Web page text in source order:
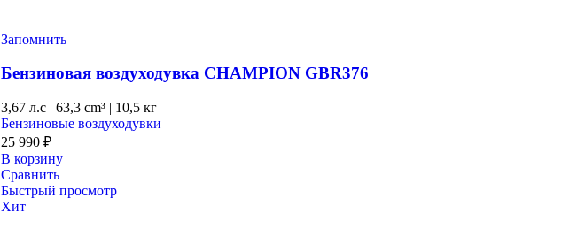
Запомнить
Бензиновая воздуходувка CHAMPION GBR376
3,67 л.с | 63,3 cm³ | 10,5 кг
Бензиновые воздуходувки
25 990 ₽
В корзину
Сравнить
Быстрый просмотр
Хит